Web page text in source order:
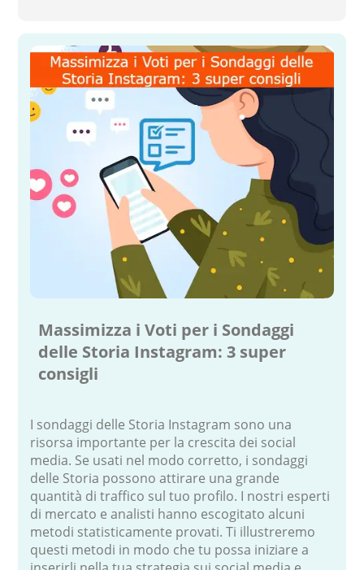
Massimizza i Voti per i Sondaggi
delle Storia Instagram: 3 super
consigli
I sondaggi delle Storia Instagram sono una
risorsa importante per la crescita dei social
media. Se usati nel modo corretto, i sondaggi
delle Storia possono attirare una grande
quantità di traffico sul tuo profilo. I nostri esperti
di mercato e analisti hanno escogitato alcuni
metodi statisticamente provati. Ti illustreremo
questi metodi in modo che tu possa iniziare a